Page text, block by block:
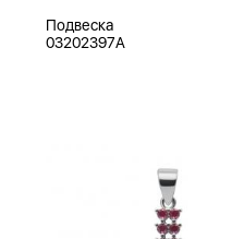
Подвеска
03202397A